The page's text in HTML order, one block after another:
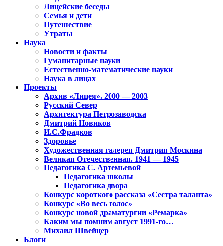
Лицейские беседы
Семья и дети
Путешествие
Утраты
Наука
Новости и факты
Гуманитарные науки
Естественно-математические науки
Наука в лицах
Проекты
Архив «Лицея». 2000 — 2003
Русский Север
Архитектура Петрозаводска
Дмитрий Новиков
И.С.Фрадков
Здоровье
Художественная галерея Дмитрия Москина
Великая Отечественная. 1941 — 1945
Педагогика С. Артемьевой
Педагогика школы
Педагогика двора
Конкурс короткого рассказа «Сестра таланта»
Конкурс «Во весь голос»
Конкурс новой драматургии «Ремарка»
Каким мы помним август 1991-го…
Михаил Швейцер
Блоги